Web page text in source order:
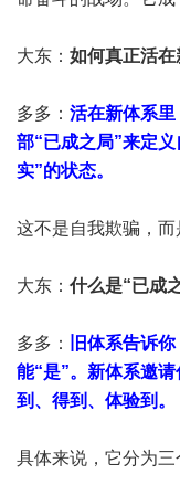
大东： 如何真正活在
多多： 活在新体系
部“已成之局”来定
实”的状态。
这不是自我欺骗，而
大东： 什么是“已成
多多：
旧体系告诉
能“是”。新体系邀
到、得到、体验到。
具体来说，它分为三